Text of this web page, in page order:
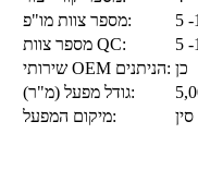
מספר צוות מו"פ:
מספר צוות QC:
שירותי OEM הניתנים: כן
גודל מפעל (מ"ר):
מיקום המפעל: